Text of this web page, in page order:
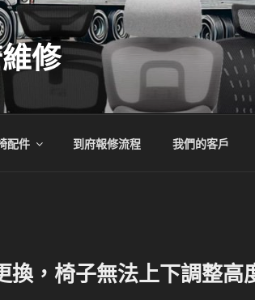
修
配件 到府報修流程 我們的客戶
換，椅子無法上下調整高